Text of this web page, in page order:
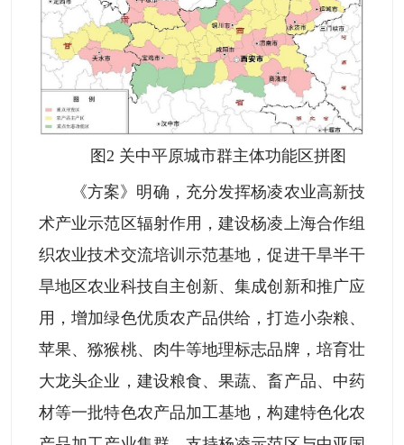
图2 关中平原城市群主体功能区拼图
《方案》明确，充分发挥杨凌农业高新技
术产业示范区辐射作用，建设杨凌上海合作组
织农业技术交流培训示范基地，促进干旱半干
旱地区农业科技自主创新、集成创新和推广应
用，增加绿色优质农产品供给，打造小杂粮、
苹果、猕猴桃、肉牛等地理标志品牌，培育壮
大龙头企业，建设粮食、果蔬、畜产品、中药
材等一批特色农产品加工基地，构建特色化农